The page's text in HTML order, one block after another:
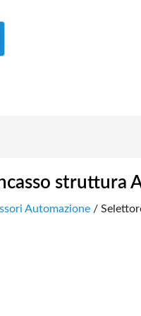
struttura
Automazione/